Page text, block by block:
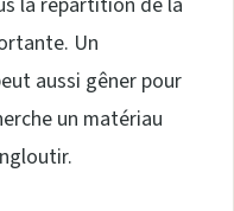
Un
aussi gêner pour
un matériau